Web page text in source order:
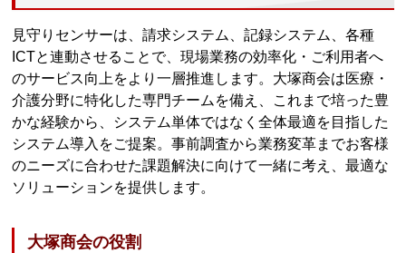
見守りセンサーは、請求システム、記録システム、各種
ICTと連動させることで、現場業務の効率化・ご利用者へ
のサービス向上をより一層推進します。大塚商会は医療・
介護分野に特化した専門チームを備え、これまで培った豊
かな経験から、システム単体ではなく全体最適を目指した
システム導入をご提案。事前調査から業務変革までお客様
のニーズに合わせた課題解決に向けて一緒に考え、最適な
ソリューションを提供します。
大塚商会の役割